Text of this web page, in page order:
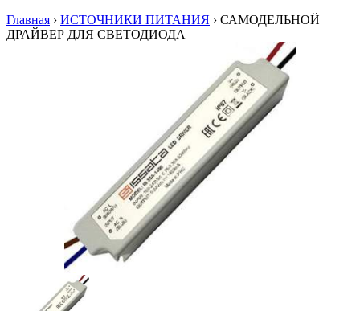
Главная › ИСТОЧНИКИ ПИТАНИЯ › САМОДЕЛЬНОЙ
ДРАЙВЕР ДЛЯ СВЕТОДИОДА